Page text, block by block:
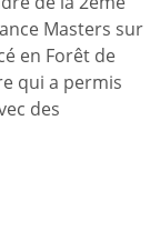
Masters sur
en Forêt de
qui a permis
des